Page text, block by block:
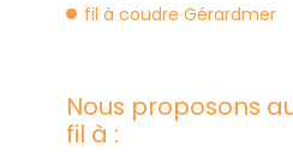
fil à coudre Gérardmer
Nous proposons
fil à :